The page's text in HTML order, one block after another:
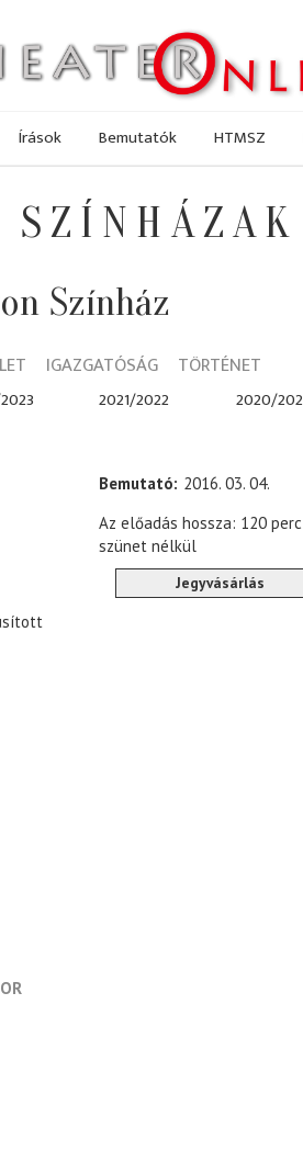
Írások Bemutatók HTMSZ
SZÍNHÁZAK
Színház
IGAZGATÓSÁG TÖRTÉNET
2021/2022 2020/
Bemutató 2016. 03. 04.
Az előadás hossza: 120 perc
szünet nélkül
Jegyvásárlás